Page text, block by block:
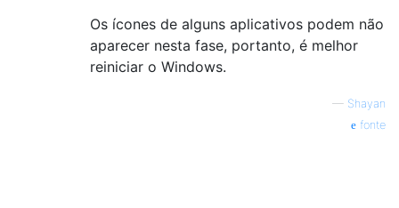
Os ícones de alguns aplicativos podem não
aparecer nesta fase, portanto, é melhor
reiniciar o Windows.
— Shayan
fonte